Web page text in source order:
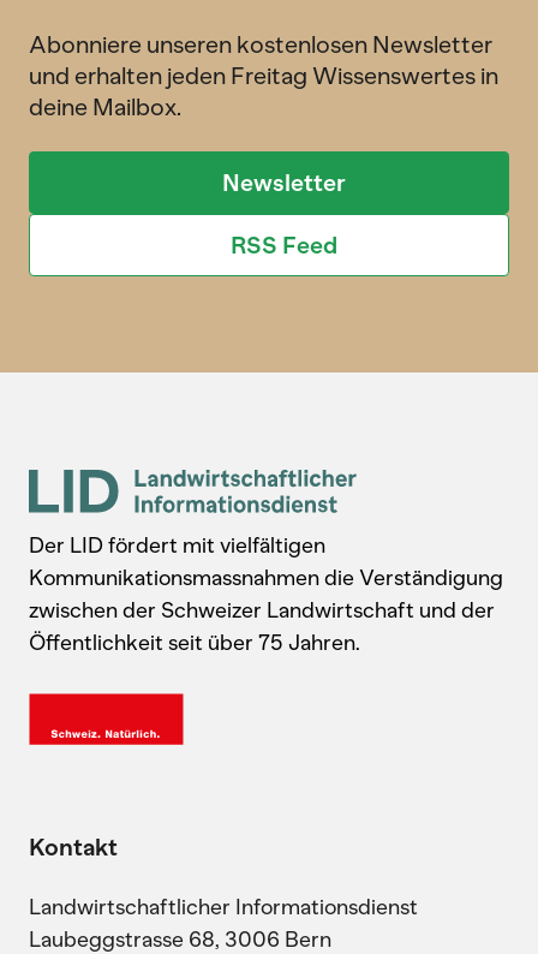
Abonniere unseren kostenlosen Newsletter
und erhalten jeden Freitag Wissenswertes in
deine Mailbox.
Newsletter
RSS Feed
Der LID fördert mit vielfältigen
Kommunikationsmassnahmen die Verständigung
zwischen der Schweizer Landwirtschaft und der
Öffentlichkeit seit über 75 Jahren.
Kontakt
Landwirtschaftlicher Informationsdienst
Laubeggstrasse 68, 3006 Bern